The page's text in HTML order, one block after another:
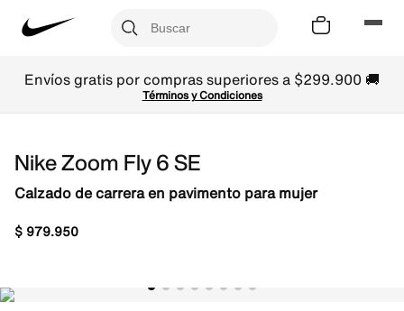
Envíos gratis por compras superiores a $299.900 🚚
Términos y Condiciones
Nike Zoom Fly 6 SE
Calzado de carrera en pavimento para mujer
$ 979.950